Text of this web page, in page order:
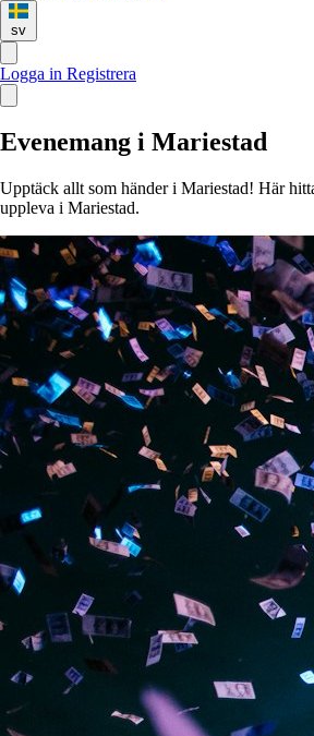
sv
Logga in Registrera
Evenemang i Mariestad
Upptäck allt som händer i Mariestad! Här
uppleva i Mariestad.